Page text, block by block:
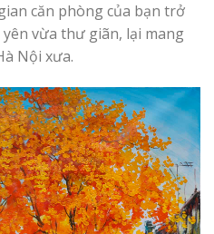
căn phòng của bạn trở
vừa thư giãn, lại mang
Nội xưa.